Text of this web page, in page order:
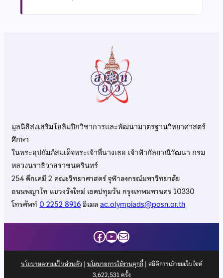
มูลนิธิส่งเสริมโอลิมปิกวิชาการและพัฒนามาตรฐานวิทยาศาสตร์
ศึกษา
ในพระอุปถัมภ์สมเด็จพระเจ้าพี่นางเธอ เจ้าฟ้ากัลยาณิวัฒนา กรม
หลวงนราธิวาสราชนครินทร์
254 ตึกเคมี 2 คณะวิทยาศาสตร์ จุฬาลงกรณ์มหาวิทยาลัย
ถนนพญาไท แขวงวังใหม่ เขตปทุมวัน กรุงเทพมหานคร 10330
โทรศัพท์0 2252 8916อีเมลac.olympiads@posn.or.th
Facebook
YouTube
Mail
นโยบายความเป็นส่วนตัว| นโยบายการใช้งานคุกกี้| สถิติการเข้าชมเว็บไซต์
3,622,531ครั้ง